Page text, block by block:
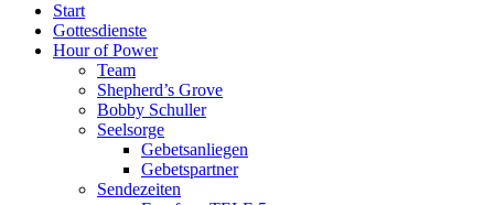
Start
Gottesdienste
Hour of Power
Team
Shepherd’s Grove
Bobby Schuller
Seelsorge
Gebetsanliegen
Gebetspartner
Sendezeiten